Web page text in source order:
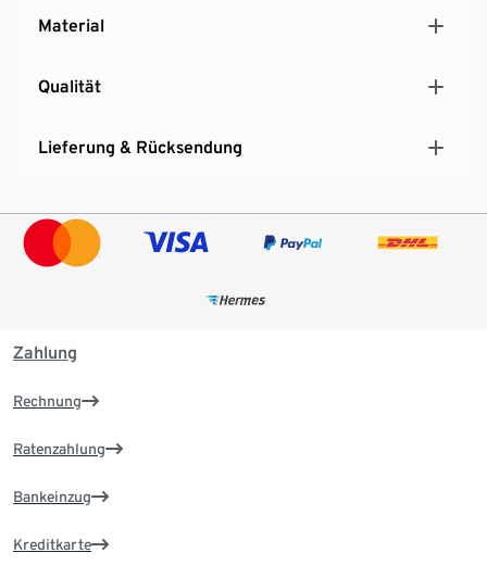
Material
Qualität
Lieferung & Rücksendung
Zahlung
Rechnung
Ratenzahlung
Bankeinzug
Kreditkarte